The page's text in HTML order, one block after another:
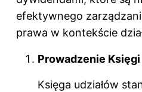
efektywnego
prawa w kontekście
Prowadzenie Księgi
Księga udziałów